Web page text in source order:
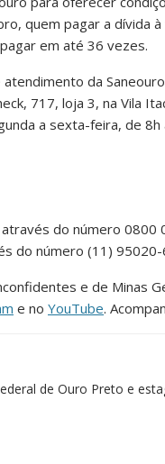
quem pagar a dívida
em até 36 vezes.
da
717, loja 3, na Vila
a sexta-feira, de 8h
do número 0800
do número (11) 95020-
e de Minas
e no YouTube.
de Ouro Preto e